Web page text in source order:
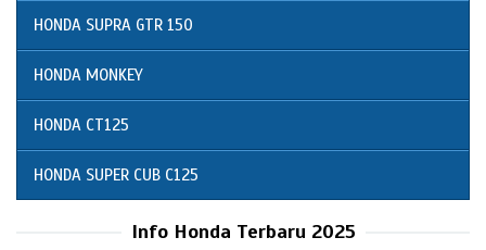
HONDA SUPRA GTR 150
HONDA MONKEY
HONDA CT125
HONDA SUPER CUB C125
Info Honda Terbaru 2025